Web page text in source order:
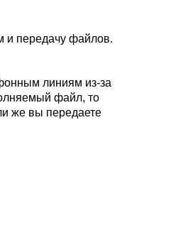
и передачу файлов.
линиям из-за
файл, то
же вы передаете